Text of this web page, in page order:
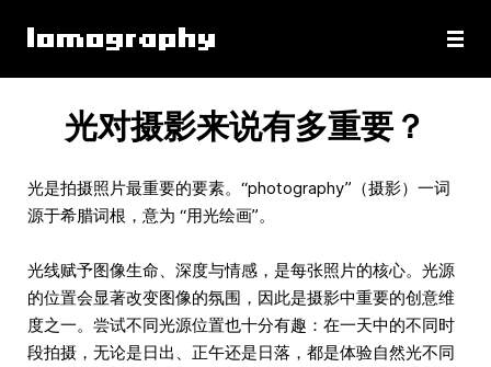
光对摄影来说有多重要？
光是拍摄照片最重要的要素。“photography”（摄影）一词
源于希腊词根，意为 “用光绘画”。
光线赋予图像生命、深度与情感，是每张照片的核心。光源
的位置会显著改变图像的氛围，因此是摄影中重要的创意维
度之一。尝试不同光源位置也十分有趣：在一天中的不同时
段拍摄，无论是日出、正午还是日落，都是体验自然光不同